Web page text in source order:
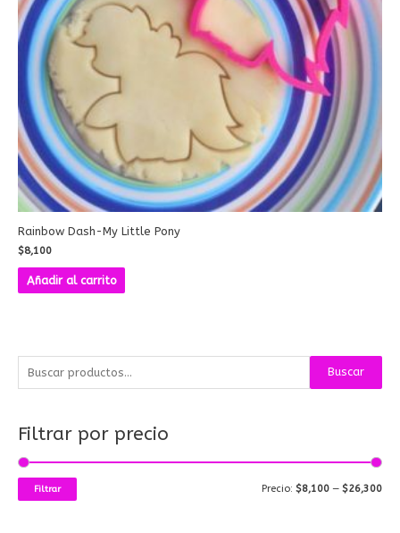
u
c
a
r
p
Buscar
Filtrar por precio
r
i
r
i
Filtrar Precio: $8,100 — $26,300
Rainbow Dash-My Little Pony
$8,100
Añadir al carrito